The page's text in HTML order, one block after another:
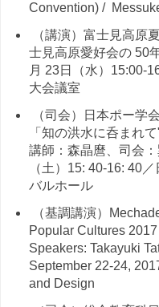
Convention) /
（講演）富士見高原
士見高原愛好会の 50
月 23日（水）15:00-
大会議室
（司会）日本ポー学
「知の洪水に呑まれ
講師：森晶麿、司会
（土）15: 40-16: 40
バルホール
（基調講演）
Popular Cultures
Speakers: Takayuki
September 22-24,
and Design